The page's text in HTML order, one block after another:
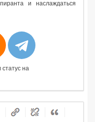
и наслаждаться
на